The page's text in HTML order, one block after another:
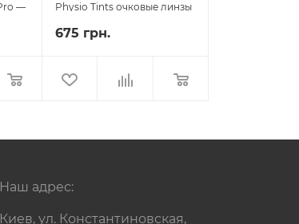
—
Physio Tints очковые линзы
675 грн.
Наш адрес:
Киев, ул. Константиновская,